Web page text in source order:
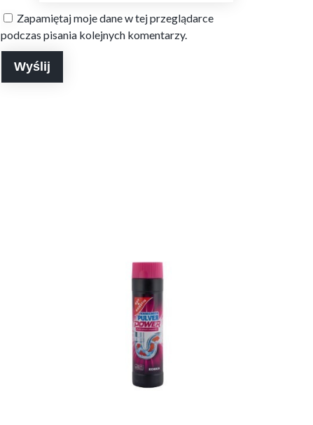
Zapamiętaj moje dane w tej przeglądarce
podczas pisania kolejnych komentarzy.